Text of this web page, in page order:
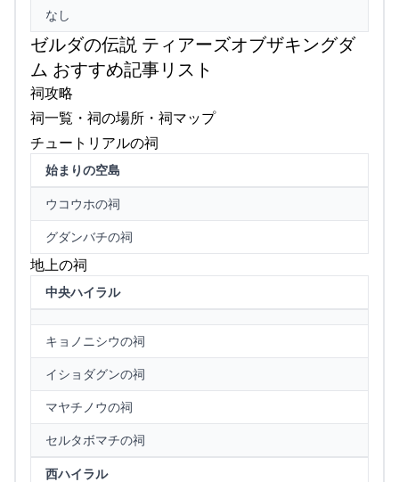
なし
ゼルダの伝説 ティアーズオブザキングダ
ム おすすめ記事リスト
祠攻略
祠一覧・祠の場所・祠マップ
チュートリアルの祠
始まりの空島
ウコウホの祠
グダンバチの祠
地上の祠
中央ハイラル
キョノニシウの祠
イショダグンの祠
マヤチノウの祠
セルタボマチの祠
西ハイラル